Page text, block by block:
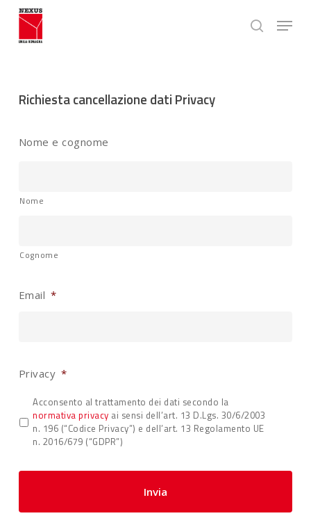
Skip
main
search
Menu
Richiesta cancellazione dati Privacy
Nome e cognome
Nome
Cognome
Email *
Privacy *
Acconsento al trattamento dei dati secondo la
normativa privacy ai sensi dell’art. 13 D.Lgs. 30/6/2003
n. 196 (“Codice Privacy”) e dell’art. 13 Regolamento UE
n. 2016/679 (“GDPR”)